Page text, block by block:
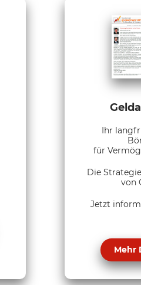
Ihr
für
Die
von
Jetzt
Mehr